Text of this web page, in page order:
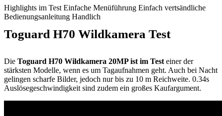
Highlights im Test Einfache Menüführung Einfach vertsändliche
Bedienungsanleitung Handlich
Toguard H70 Wildkamera Test
Die Toguard H70 Wildkamera 20MP ist im Test einer der
stärksten Modelle, wenn es um Tagaufnahmen geht. Auch bei Nacht
gelingen scharfe Bilder, jedoch nur bis zu 10 m Reichweite. 0.34s
Auslösegeschwindigkeit sind zudem ein großes Kaufargument.